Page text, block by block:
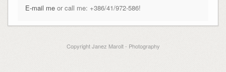
E-mail meor call me: +386/41/972-586!
Copyright Janez Marolt - Photography